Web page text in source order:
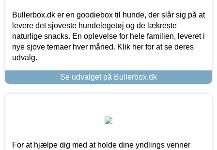
Bullerbox.dk er en goodiebox til hunde, der slår sig på at
levere det sjoveste hundelegetøj og de lækreste
naturlige snacks. En oplevelse for hele familien, leveret i
nye sjove temaer hver måned. Klik her for at se deres
udvalg.
Se udvalget på Bullerbox.dk
For at hjælpe dig med at holde dine yndlings venner